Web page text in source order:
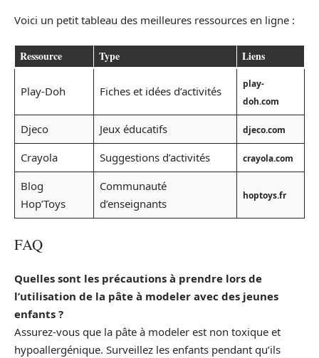
Voici un petit tableau des meilleures ressources en ligne :
Ressource Type Liens
Play-Doh Fiches et idées d’activités
play-
doh.com
Djeco Jeux éducatifs djeco.com
Crayola Suggestions d’activités crayola.com
Blog
Hop’Toys
Communauté
d’enseignants
hoptoys.fr
FAQ
Quelles sont les précautions à prendre lors de
l’utilisation de la pâte à modeler avec des jeunes
enfants ?
Assurez-vous que la pâte à modeler est non toxique et
hypoallergénique. Surveillez les enfants pendant qu’ils